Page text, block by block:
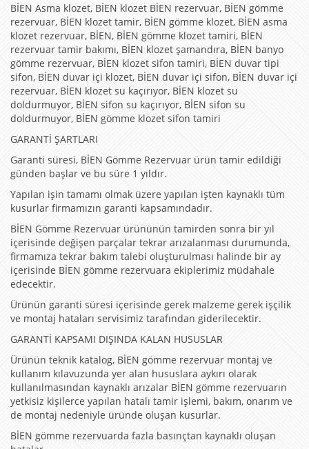
BİEN Asma klozet, BİEN klozet BİEN rezervuar, BİEN gömme
rezervuar, BİEN klozet tamir, BİEN gömme klozet, BİEN asma
klozet rezervuar, BİEN, BİEN gömme klozet tamiri, BİEN
rezervuar tamir bakımı, BİEN klozet şamandıra, BİEN banyo
gömme rezervuar, BİEN klozet sifon tamiri, BİEN duvar tipi
sifon, BİEN duvar içi klozet, BİEN duvar içi sifon, BİEN duvar içi
rezervuar, BİEN klozet su kaçırıyor, BİEN klozet su
doldurmuyor, BİEN sifon su kaçırıyor, BİEN sifon su
doldurmuyor, BİEN gömme klozet sifon tamiri
GARANTİ ŞARTLARI
Garanti süresi, BİEN Gömme Rezervuar ürün tamir edildiği
günden başlar ve bu süre 1 yıldır.
Yapılan işin tamamı olmak üzere yapılan işten kaynaklı tüm
kusurlar firmamızın garanti kapsamındadır.
BİEN Gömme Rezervuar ürününün tamirden sonra bir yıl
içerisinde değişen parçalar tekrar arızalanması durumunda,
firmamıza tekrar bakım talebi oluşturulması halinde bir ay
içerisinde BİEN gömme rezervuara ekiplerimiz müdahale
edecektir.
Ürünün garanti süresi içerisinde gerek malzeme gerek işçilik
ve montaj hataları servisimiz tarafından giderilecektir.
GARANTİ KAPSAMI DIŞINDA KALAN HUSUSLAR
Ürünün teknik katalog, BİEN gömme rezervuar montaj ve
kullanım kılavuzunda yer alan hususlara aykırı olarak
kullanılmasından kaynaklı arızalar BİEN gömme rezervuarın
yetkisiz kişilerce yapılan hatalı tamir işlemi, bakım, onarım ve
de montaj nedeniyle üründe oluşan kusurlar.
BİEN gömme rezervuarda fazla basınçtan kaynaklı oluşan